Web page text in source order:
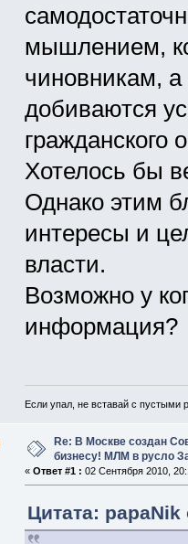
мышлением,
чиновникам, а
добиваются
гражданского
Хотелось бы
Однако этим
интересы и
власти.
Возможно у
информация?
Если упал, не вставай с пустыми
Re: В Москве создан
бизнесу! МЛМ в русло
« Ответ #1 : 02 Сентября 2010,
Цитата: papaNik